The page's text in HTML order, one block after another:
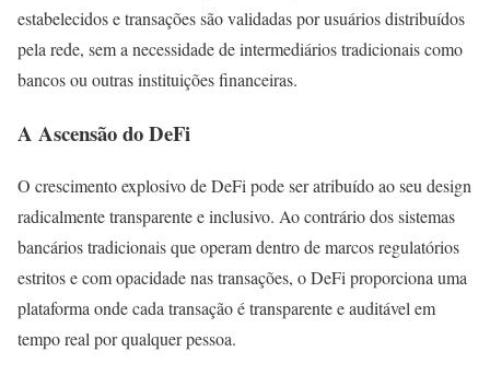
estabelecidos e transações são validadas por usuários distribuídos
pela rede, sem a necessidade de intermediários tradicionais como
bancos ou outras instituições financeiras.
A Ascensão do DeFi
O crescimento explosivo de DeFi pode ser atribuído ao seu design
radicalmente transparente e inclusivo. Ao contrário dos sistemas
bancários tradicionais que operam dentro de marcos regulatórios
estritos e com opacidade nas transações, o DeFi proporciona uma
plataforma onde cada transação é transparente e auditável em
tempo real por qualquer pessoa.